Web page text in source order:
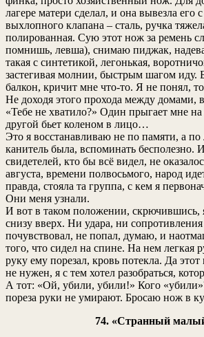
лагере матери сделал, и она вывезла его
выхлопного клапана – сталь, ручка
полированная. Сую этот нож за ремень
помнишь, левша), снимаю пиджак,
такая с синтетикой, легонькая,
застегивая молнии, быстрым шагом иду.
балкон, кричит мне что-то. Я не понял,
Не доходя этого прохода между домами,
«Тебе не хватило?» Один прыгает мне
другой бьет коленом в лицо…
Это я восстанавливаю не по памяти, а
канитель была, вспоминать бесполезно.
свидетелей, кто бы всё видел, не
августа, времени полвосьмого, народ
правда, стояла та группа, с кем я
Они меня узнали.
И вот в таком положении,
снизу вверх. Ни удара, ни сопротивления
почувствовал, не попал, думаю, и
того, что сидел на спине. На нем легкая
руку ему порезал, кровь потекла. Да
не нужен, я с тем хотел разобраться,
А тот: «Ой, убили, убили!» Кого
пореза руки не умирают. Бросаю нож в
74. «Странный